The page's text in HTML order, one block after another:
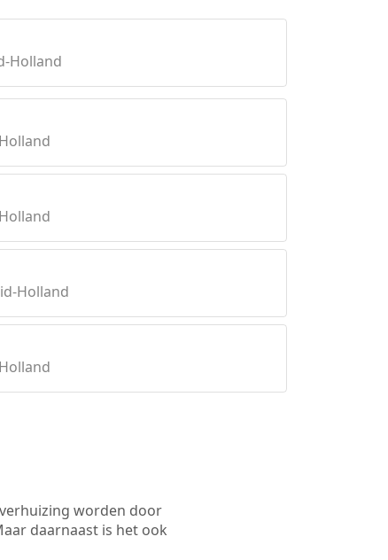
Holland
Holland
worden door
daarnaast is het ook